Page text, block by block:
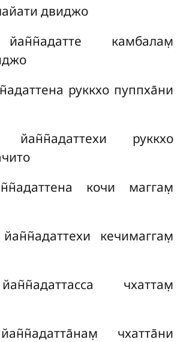
двиджо
камбалам̣
руккхо пуппха̄ни
йан̃н̃адаттехи руккхо
кочи маггам̣
кечимаггам̣
чхаттам̣
чхатта̄ни